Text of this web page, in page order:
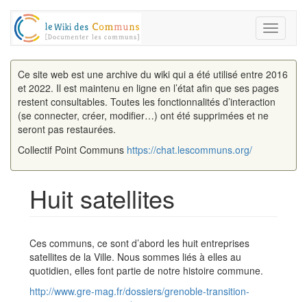
Toggle
Ce site web est une archive du wiki qui a été utilisé entre 2016
et 2022. Il est maintenu en ligne en l’état afin que ses pages
restent consultables. Toutes les fonctionnalités d’interaction
(se connecter, créer, modifier…) ont été supprimées et ne
seront pas restaurées.
Collectif Point Communs https://chat.lescommuns.org/
Huit satellites
Ces communs, ce sont d’abord les huit entreprises
satellites de la Ville. Nous sommes liés à elles au
quotidien, elles font partie de notre histoire commune.
http://www.gre-mag.fr/dossiers/grenoble-transition-